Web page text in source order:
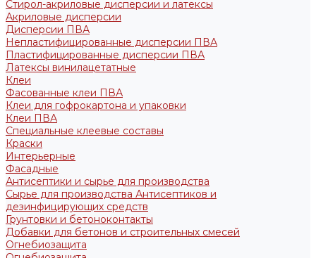
Стирол-акриловые дисперсии и латексы
Акриловые дисперсии
Дисперсии ПВА
Непластифицированные дисперсии ПВА
Пластифицированные дисперсии ПВА
Латексы винилацетатные
Клеи
Фасованные клеи ПВА
Клеи для гофрокартона и упаковки
Клеи ПВА
Специальные клеевые составы
Краски
Интерьерные
Фасадные
Антисептики и сырье для производства
Сырье для производства Антисептиков и
дезинфицирующих средств
Грунтовки и бетоноконтакты
Добавки для бетонов и строительных смесей
Огнебиозащита